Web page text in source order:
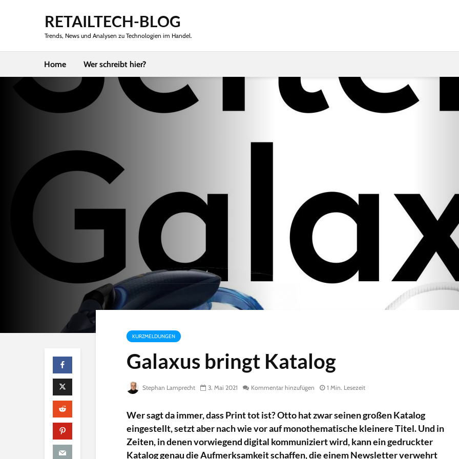
RETAILTECH-BLOG
Trends, News und Analysen zu Technologien im Handel.
Home Wer schreibt hier?
KURZMELDUNGEN
Galaxus bringt Katalog
Stephan Lamprecht 3. Mai 2021 Kommentar hinzufügen 1 Min. Lesezeit
Wer sagt da immer, dass Print tot ist? Otto hat zwar seinen großen Katalog
eingestellt, setzt aber nach wie vor auf monothematische kleinere Titel. Und in
Zeiten, in denen vorwiegend digital kommuniziert wird, kann ein gedruckter
Katalog genau die Aufmerksamkeit schaffen, die einem Newsletter verwehrt